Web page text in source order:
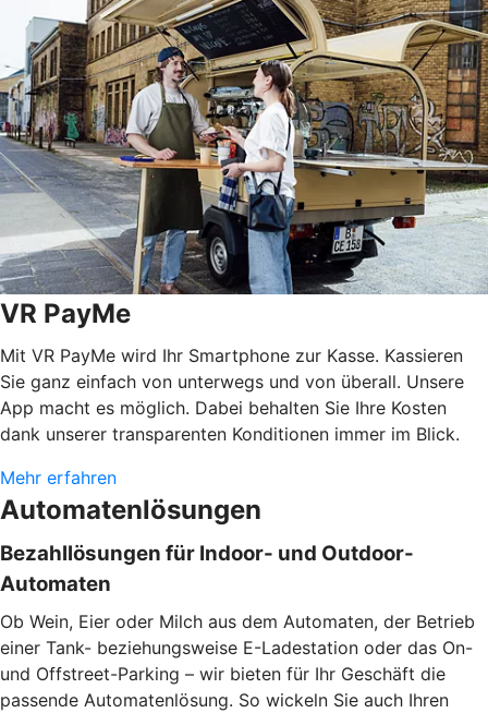
VR PayMe
Mit VR PayMe wird Ihr Smartphone zur Kasse. Kassieren
Sie ganz einfach von unterwegs und von überall. Unsere
App macht es möglich. Dabei behalten Sie Ihre Kosten
dank unserer transparenten Konditionen immer im Blick.
Mehr erfahren
Automatenlösungen
Bezahllösungen für Indoor- und Outdoor-
Automaten
Ob Wein, Eier oder Milch aus dem Automaten, der Betrieb
einer Tank- beziehungsweise E-Ladestation oder das On-
und Offstreet-Parking – wir bieten für Ihr Geschäft die
passende Automatenlösung. So wickeln Sie auch Ihren